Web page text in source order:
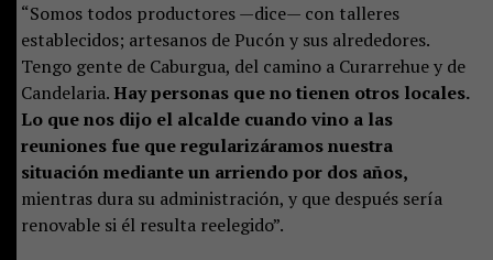
“Somos todos productores —dice— con talleres
establecidos; artesanos de Pucón y sus alrededores.
Tengo gente de Caburgua, del camino a Curarrehue y de
Candelaria. Hay personas que no tienen otros locales.
Lo que nos dijo el alcalde cuando vino a las
reuniones fue que regularizáramos nuestra
situación mediante un arriendo por dos años,
mientras dura su administración, y que después sería
renovable si él resulta reelegido”.